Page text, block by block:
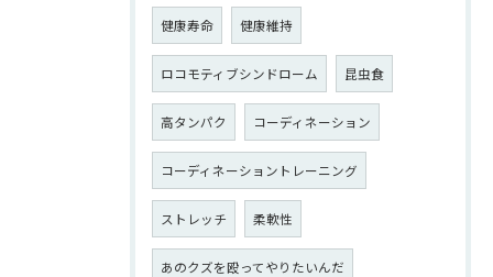
健康寿命 健康維持
ロコモティブシンドローム 昆虫食
高タンパク コーディネーション
コーディネーショントレーニング
ストレッチ 柔軟性
あのクズを殴ってやりたいんだ